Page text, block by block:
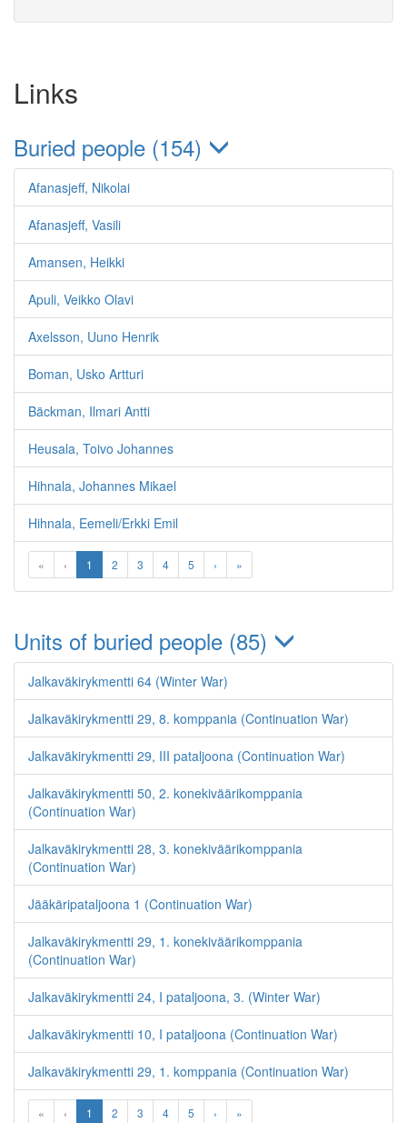
Links
Buried people (154)
Afanasjeff, Nikolai
Afanasjeff, Vasili
Amansen, Heikki
Apuli, Veikko Olavi
Axelsson, Uuno Henrik
Boman, Usko Artturi
Bäckman, Ilmari Antti
Heusala, Toivo Johannes
Hihnala, Johannes Mikael
Hihnala, Eemeli/Erkki Emil
« ‹ 1 2 3 4 5 › »
Units of buried people (85)
Jalkaväkirykmentti 64 (Winter War)
Jalkaväkirykmentti 29, 8. komppania (Continuation War)
Jalkaväkirykmentti 29, III pataljoona (Continuation War)
Jalkaväkirykmentti 50, 2. konekiväärikomppania
(Continuation War)
Jalkaväkirykmentti 28, 3. konekiväärikomppania
(Continuation War)
Jääkäripataljoona 1 (Continuation War)
Jalkaväkirykmentti 29, 1. konekiväärikomppania
(Continuation War)
Jalkaväkirykmentti 24, I pataljoona, 3. (Winter War)
Jalkaväkirykmentti 10, I pataljoona (Continuation War)
Jalkaväkirykmentti 29, 1. komppania (Continuation War)
« ‹ 1 2 3 4 5 › »